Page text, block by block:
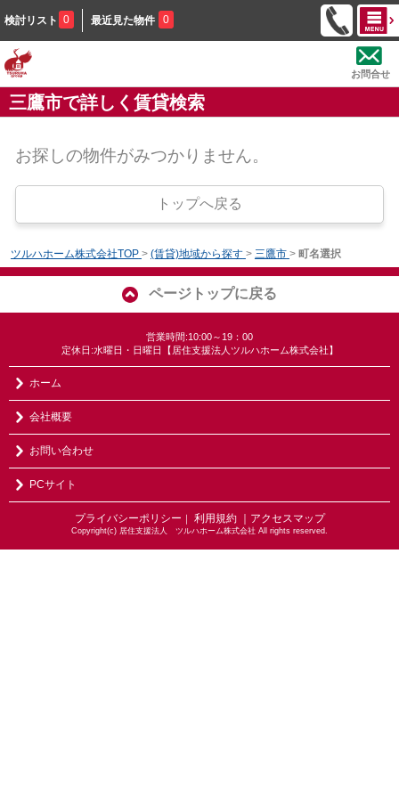
検討リスト 0 最近見た物件 0
お問合せ
三鷹市で詳しく賃貸検索
お探しの物件がみつかりません。
トップへ戻る
ツルハホーム株式会社TOP > (賃貸)地域から探す > 三鷹市 > 町名選択
ページトップに戻る
営業時間:10:00～19：00
定休日:水曜日・日曜日【居住支援法人ツルハホーム株式会社】
ホーム
会社概要
お問い合わせ
PCサイト
プライバシーポリシー ｜ 利用規約 ｜アクセスマップ
Copyright(c) 居住支援法人 ツルハホーム株式会社 All rights reserved.